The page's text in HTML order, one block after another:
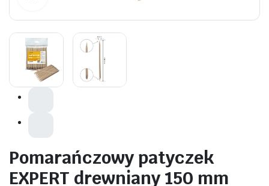
Pomarańczowy patyczek
EXPERT drewniany 150 mm